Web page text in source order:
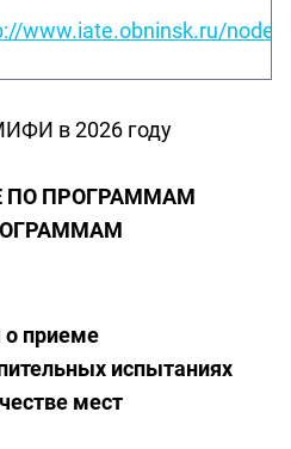
www.iate.obninsk.ru/node/
в 2026 году
ПО ПРОГРАММАМ
приеме
испытаниях
мест